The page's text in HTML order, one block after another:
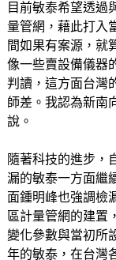
目前敏泰希望透過
量管網，藉此打入
間如果有案源，就
像一些賣設備儀器
判讀，這方面台灣
師差。我認為新南
說。
隨著科技的進步，
漏的敏泰一方面繼
面鍾明峰也強調檢
區計量管網的建置
變化參數與當初所
年的敏泰，在台灣